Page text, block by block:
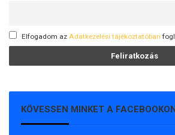
Elfogadom az Adatkezelési tájékoztatóban
KÖVESSEN MINKET A